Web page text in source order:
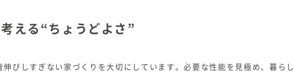
える“ちょうどよさ”
伸びしすぎない家づくりを大切にしています。必要な性能を見極め、暮らし